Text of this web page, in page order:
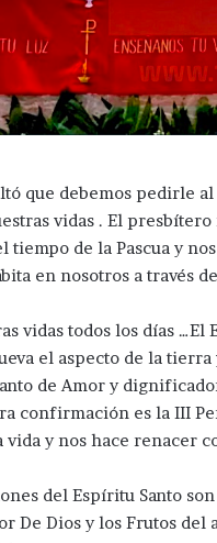
que debemos pedirle al
vidas . El
tiempo de la Pascua y
en nosotros a través
vidas todos los días
el aspecto de la
de Amor y
confirmación es la III
y nos hace renacer
del Espíritu Santo
De Dios y los Frutos del
Calderón ;
Velázquez Romero